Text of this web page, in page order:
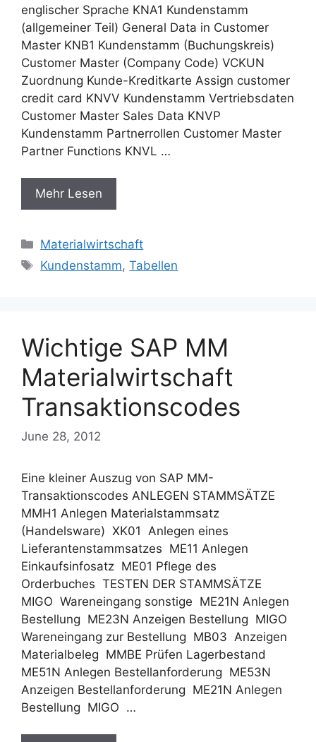
englischer Sprache KNA1 Kundenstamm
(allgemeiner Teil) General Data in Customer
Master KNB1 Kundenstamm (Buchungskreis)
Customer Master (Company Code) VCKUN
Zuordnung Kunde-Kreditkarte Assign customer
credit card KNVV Kundenstamm Vertriebsdaten
Customer Master Sales Data KNVP
Kundenstamm Partnerrollen Customer Master
Partner Functions KNVL …
Mehr Lesen
Categories
Materialwirtschaft
Tags
Kundenstamm,Tabellen
Wichtige SAP MM
Materialwirtschaft
Transaktionscodes
June 28, 2012
Eine kleiner Auszug von SAP MM-
Transaktionscodes ANLEGEN STAMMSÄTZE
MMH1 Anlegen Materialstammsatz
(Handelsware) XK01 Anlegen eines
Lieferantenstammsatzes ME11 Anlegen
Einkaufsinfosatz ME01 Pflege des
Orderbuches TESTEN DER STAMMSÄTZE
MIGO Wareneingang sonstige ME21N Anlegen
Bestellung ME23N Anzeigen Bestellung MIGO
Wareneingang zur Bestellung MB03 Anzeigen
Materialbeleg MMBE Prüfen Lagerbestand
ME51N Anlegen Bestellanforderung ME53N
Anzeigen Bestellanforderung ME21N Anlegen
Bestellung MIGO …